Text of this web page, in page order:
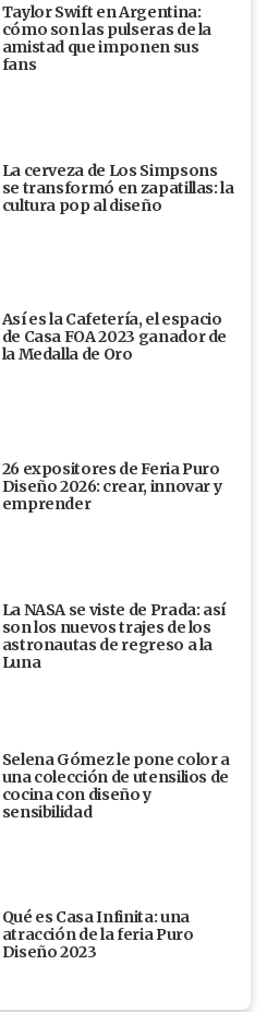
Taylor Swift en Argentina:
cómo son las pulseras de la
amistad que imponen sus
fans
La cerveza de Los Simpsons
se transformó en zapatillas: la
cultura pop al diseño
Así es la Cafetería, el espacio
de Casa FOA 2023 ganador de
la Medalla de Oro
26 expositores de Feria Puro
Diseño 2026: crear, innovar y
emprender
La NASA se viste de Prada: así
son los nuevos trajes de los
astronautas de regreso a la
Luna
Selena Gómez le pone color a
una colección de utensilios de
cocina con diseño y
sensibilidad
Qué es Casa Infinita: una
atracción de la feria Puro
Diseño 2023